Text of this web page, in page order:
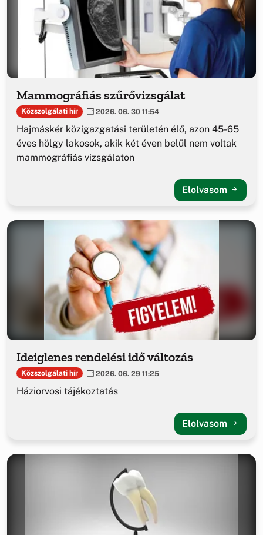
Mammográfiás szűrővizsgálat
Közszolgálati hír 2026. 06. 30 11:54
Hajmáskér közigazgatási területén élő, azon 45-65
éves hölgy lakosok, akik két éven belül nem voltak
mammográfiás vizsgálaton
Elolvasom
Ideiglenes rendelési idő változás
Közszolgálati hír 2026. 06. 29 11:25
Háziorvosi tájékoztatás
Elolvasom